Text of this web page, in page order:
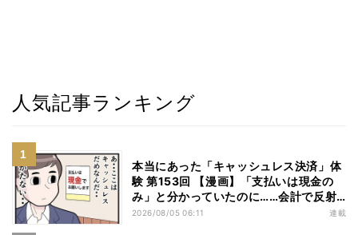
人気記事ランキング
本当にあった「キャッシュレス決済」体
験 第153回 【漫画】「支払いは現金の
み」と分かっていたのに……会計で反射
的に出してしまったものは
2026/08/05 06:11 連載